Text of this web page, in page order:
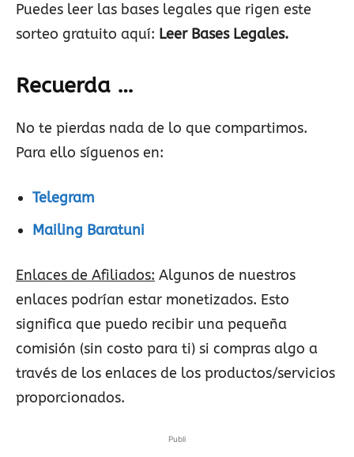
Puedes leer las bases legales que rigen este
sorteo gratuito aquí: Leer Bases Legales.
Recuerda …
No te pierdas nada de lo que compartimos.
Para ello síguenos en:
Telegram
Mailing Baratuni
Enlaces de Afiliados: Algunos de nuestros
enlaces podrían estar monetizados. Esto
significa que puedo recibir una pequeña
comisión (sin costo para ti) si compras algo a
través de los enlaces de los productos/servicios
proporcionados.
Publi